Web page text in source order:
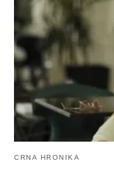
CRNA HRONIKA